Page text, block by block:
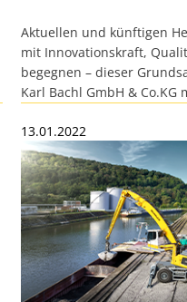
Aktuellen und künftigen
mit Innovationskraft,
begegnen – dieser
Karl Bachl GmbH & Co.KG
13.01.2022